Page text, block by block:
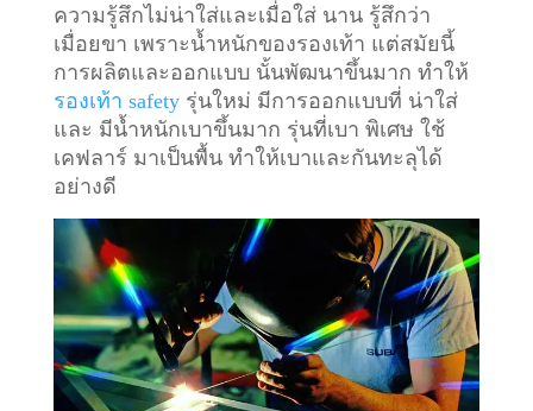
ความรู้สึกไม่น่าใส่และเมื่อใส่ นาน รู้สึกว่า
เมื่อยขา เพราะน้ำหนักของรองเท้า แต่สมัยนี้
การผลิตและออกแบบ นั้นพัฒนาขึ้นมาก ทำให้
รองเท้า safetyรุ่นใหม่ มีการออกแบบที่ น่าใส่
และ มีน้ำหนักเบาขึ้นมาก รุ่นที่เบา พิเศษ ใช้
เคฟลาร์ มาเป็นพื้น ทำให้เบาและกันทะลุได้
อย่างดี